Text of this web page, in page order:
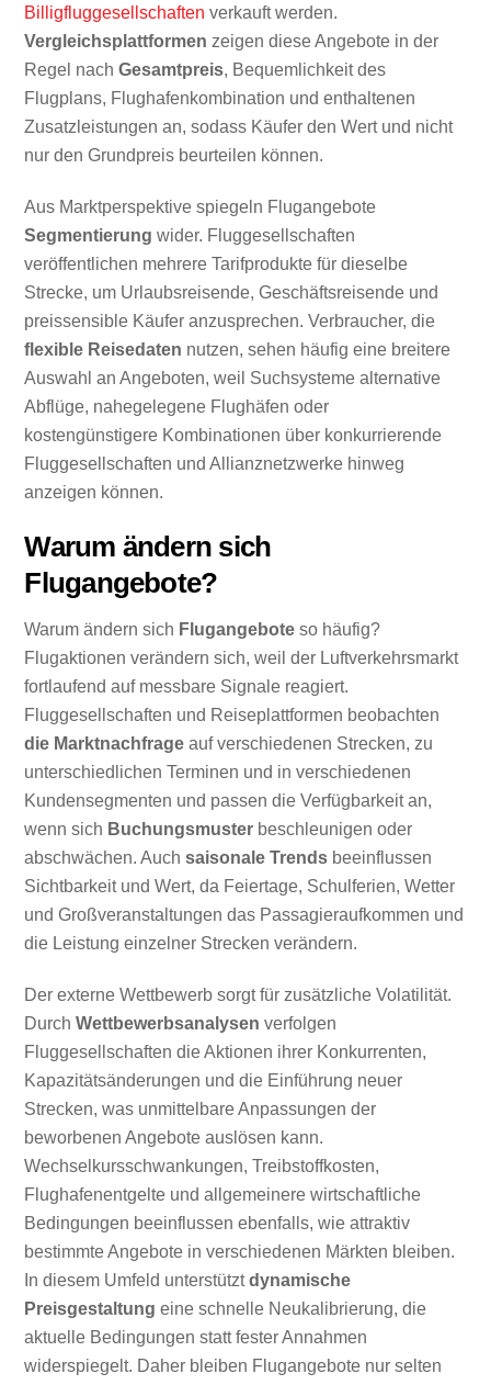
Billigfluggesellschaften verkauft werden.
Vergleichsplattformen zeigen diese Angebote in der
Regel nachGesamtpreis, Bequemlichkeit des
Flugplans, Flughafenkombination und enthaltenen
Zusatzleistungen an, sodass Käufer den Wert und nicht
nur den Grundpreis beurteilen können.
Aus Marktperspektive spiegeln Flugangebote
Segmentierung wider. Fluggesellschaften
veröffentlichen mehrere Tarifprodukte für dieselbe
Strecke, um Urlaubsreisende, Geschäftsreisende und
preissensible Käufer anzusprechen. Verbraucher, die
flexible Reisedaten nutzen, sehen häufig eine breitere
Auswahl an Angeboten, weil Suchsysteme alternative
Abflüge, nahegelegene Flughäfen oder
kostengünstigere Kombinationen über konkurrierende
Fluggesellschaften und Allianznetzwerke hinweg
anzeigen können.
Warum ändern sich
Flugangebote?
Warum ändern sich Flugangebote so häufig?
Flugaktionen verändern sich, weil der Luftverkehrsmarkt
fortlaufend auf messbare Signale reagiert.
Fluggesellschaften und Reiseplattformen beobachten
die Marktnachfrage auf verschiedenen Strecken, zu
unterschiedlichen Terminen und in verschiedenen
Kundensegmenten und passen die Verfügbarkeit an,
wenn sich Buchungsmuster beschleunigen oder
abschwächen. Auchsaisonale Trends beeinflussen
Sichtbarkeit und Wert, da Feiertage, Schulferien, Wetter
und Großveranstaltungen das Passagieraufkommen und
die Leistung einzelner Strecken verändern.
Der externe Wettbewerb sorgt für zusätzliche Volatilität.
DurchWettbewerbsanalysen verfolgen
Fluggesellschaften die Aktionen ihrer Konkurrenten,
Kapazitätsänderungen und die Einführung neuer
Strecken, was unmittelbare Anpassungen der
beworbenen Angebote auslösen kann.
Wechselkursschwankungen, Treibstoffkosten,
Flughafenentgelte und allgemeinere wirtschaftliche
Bedingungen beeinflussen ebenfalls, wie attraktiv
bestimmte Angebote in verschiedenen Märkten bleiben.
In diesem Umfeld unterstütztdynamische
Preisgestaltung eine schnelle Neukalibrierung, die
aktuelle Bedingungen statt fester Annahmen
widerspiegelt. Daher bleiben Flugangebote nur selten